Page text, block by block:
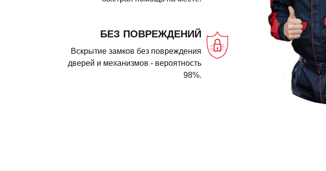
БЕЗ ПОВРЕЖДЕНИЙ
Вскрытие замков без повреждения
дверей и механизмов - вероятность
98%.